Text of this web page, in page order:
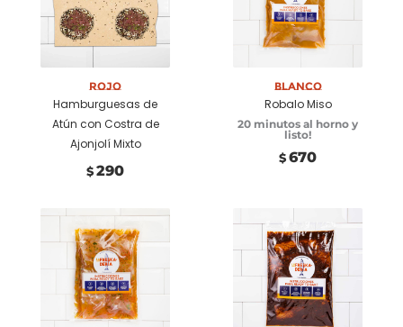
Añadir a
carrito
Rojo
Hamburguesas de
Atún con Costra de
Ajonjolí Mixto
$ 290
Añadir a
carrito
Blanco
Robalo Miso
20 minutos al horno y
listo!
$ 670
Añadir a
carrito
Añadir a
carrito